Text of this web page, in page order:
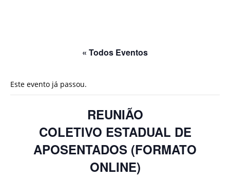
« Todos Eventos
Este evento já passou.
REUNIÃO
COLETIVO ESTADUAL DE
APOSENTADOS (FORMATO
ONLINE)